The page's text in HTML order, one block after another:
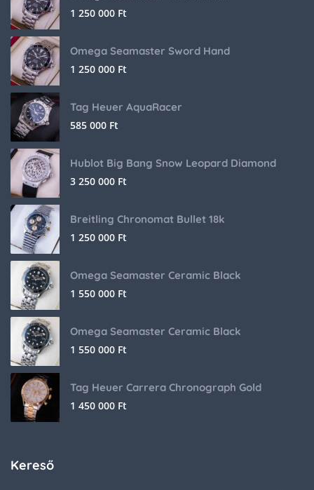
1 250 000 Ft
Omega Seamaster Sword Hand
1 250 000 Ft
Tag Heuer AquaRacer
585 000 Ft
Hublot Big Bang Snow Leopard Diamond
3 250 000 Ft
Breitling Chronomat Bullet 18k
1 250 000 Ft
Omega Seamaster Ceramic Black
1 550 000 Ft
Omega Seamaster Ceramic Black
1 550 000 Ft
Tag Heuer Carrera Chronograph Gold
1 450 000 Ft
Kereső